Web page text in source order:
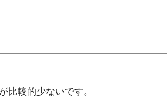
比較的少ないです。